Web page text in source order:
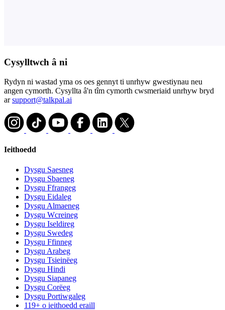
Cysylltwch â ni
Rydyn ni wastad yma os oes gennyt ti unrhyw gwestiynau neu
angen cymorth. Cysyllta â'n tîm cymorth cwsmeriaid unrhyw bryd
arsupport@talkpal.ai
Ieithoedd
Dysgu Saesneg
Dysgu Sbaeneg
Dysgu Ffrangeg
Dysgu Eidaleg
Dysgu Almaeneg
Dysgu Wcreineg
Dysgu Iseldireg
Dysgu Swedeg
Dysgu Ffinneg
Dysgu Arabeg
Dysgu Tsieinëeg
Dysgu Hindi
Dysgu Siapaneg
Dysgu Corëeg
Dysgu Portiwgaleg
119+ o ieithoedd eraill